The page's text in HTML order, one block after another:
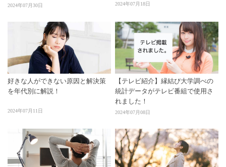
2024年07月30日 2024年07月18日
好きな人ができない原因と解決策
を年代別に解説！
2024年07月11日
【テレビ紹介】縁結び大学調べの
統計データがテレビ番組で使用さ
れました！
2024年07月08日